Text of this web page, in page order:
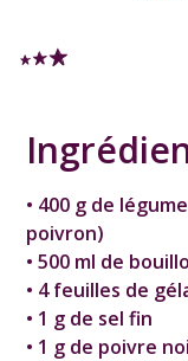
• 400 g de
poivron)
• 500 ml de
• 4 feuilles de
• 1 g de sel fin
• 1 g de poivre